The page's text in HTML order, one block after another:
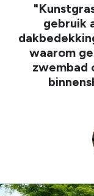
gebruik
waarom
zwembad